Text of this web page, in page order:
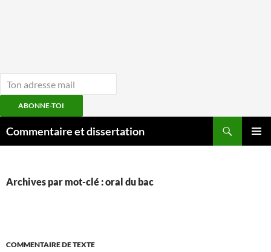
ABONNE-TOI
auCommentaire et dissertation
Archives par mot-clé : oral du bac
COMMENTAIRE DE TEXTE